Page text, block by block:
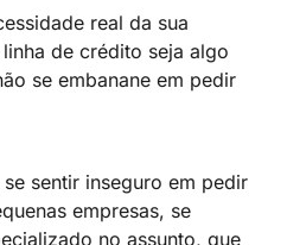
real da sua
de crédito seja algo
se embanane em pedir
sentir inseguro em pedir
empresas, se
no assunto, que